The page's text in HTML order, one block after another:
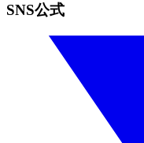
SNS公式